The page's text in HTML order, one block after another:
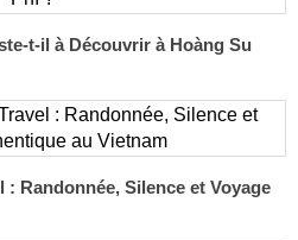
t-il à Découvrir à Hoàng Su
: Randonnée, Silence et Voyage